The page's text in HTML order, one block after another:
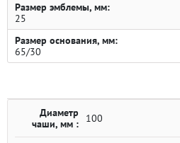
Размер эмблемы, мм:
25
Размер основания, мм:
65/30
Диаметр
чаши, мм :
100